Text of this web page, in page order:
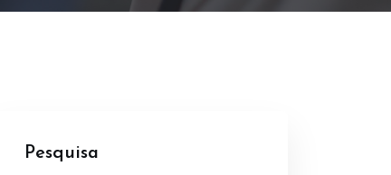
Pesquisa